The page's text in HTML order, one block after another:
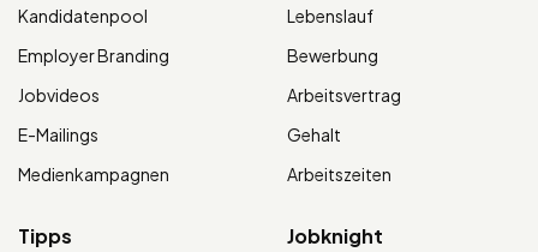
Kandidatenpool
Employer Branding
Jobvideos
E-Mailings
Medienkampagnen
Lebenslauf
Bewerbung
Arbeitsvertrag
Gehalt
Arbeitszeiten
Tipps Jobknight